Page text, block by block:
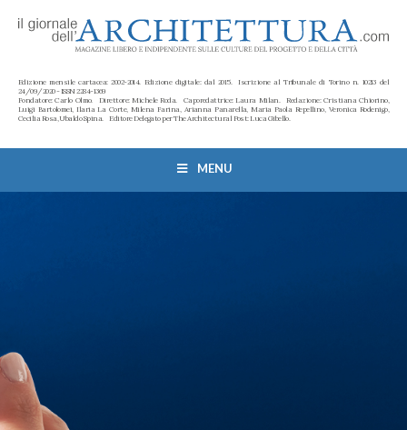
Edizione mensile cartacea: 2002-2014. Edizione digitale: dal 2015. Iscrizione al Tribunale di Torino n. 10213 del
24/09/2020 - ISSN 2284-1369
Fondatore: Carlo Olmo. Direttore: Michele Roda. Caporedattrice: Laura Milan. Redazione: Cristiana Chiorino,
Luigi Bartolomei, Ilaria La Corte, Milena Farina, Arianna Panarella, Maria Paola Repellino, Veronica Rodenigo,
Cecilia Rosa, Ubaldo Spina. Editore Delegato per The Architectural Post: Luca Gibello.
MENU